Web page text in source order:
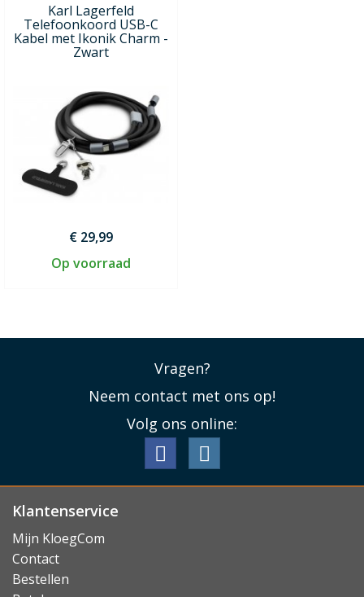
Karl Lagerfeld
Telefoonkoord USB-C
Kabel met Ikonik Charm -
Zwart
€ 29,99
Op voorraad
Vragen?
Neem contact met ons op!
Volg ons online:
Klantenservice
Mijn KloegCom
Contact
Bestellen